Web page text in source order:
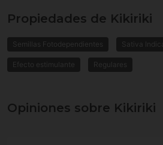
Propiedades de Kikiriki
Semillas Fotodependientes Sativa Indica
Efecto estimulante Regulares
Opiniones sobre Kikiriki